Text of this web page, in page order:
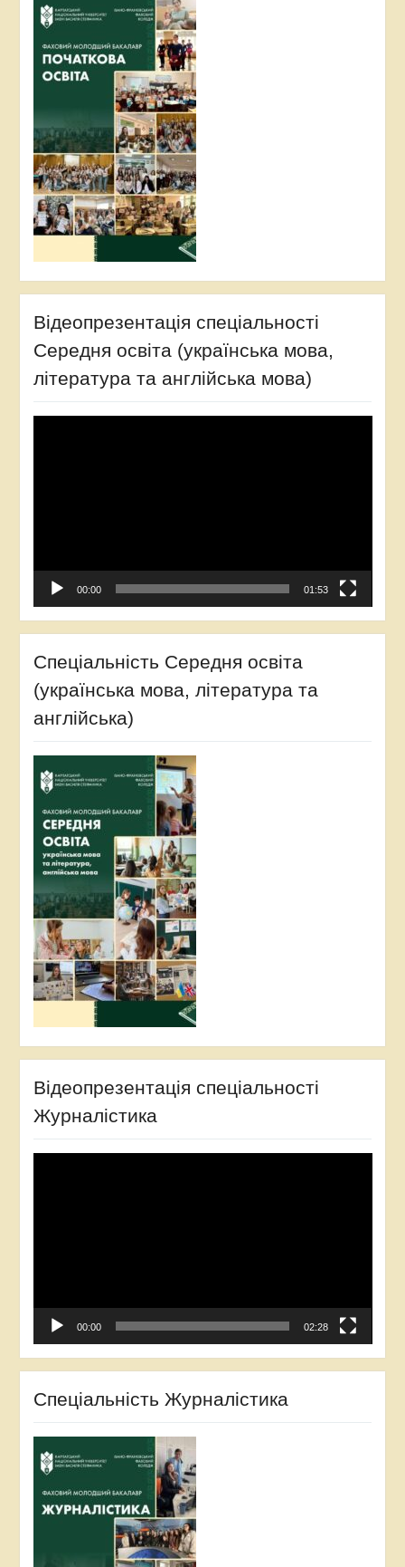
Відеопрезентація спеціальності
Середня освіта (українська мова,
література та англійська мова)
00:00 01:53
Спеціальність Середня освіта
(українська мова, література та
англійська)
Відеопрезентація спеціальності
Журналістика
00:00 02:28
Спеціальність Журналістика